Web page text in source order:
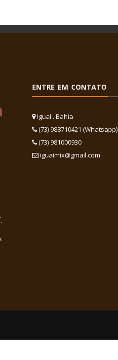
ENTRE EM CONTATO
Iguaí . Bahia
(73) 988710421 (Whatsapp)
(73) 981000930
iguaimix@gmail.com